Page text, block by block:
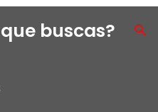
buscas?